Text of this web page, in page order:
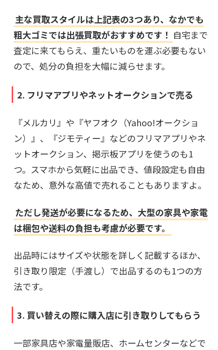
主な買取スタイルは上記表の3つあり、なかでも
粗大ゴミでは出張買取がおすすめです！ 自宅まで
査定に来てもらえ、重たいものを運ぶ必要もない
ので、処分の負担を大幅に減らせます。
2. フリマアプリやネットオークションで売る
『メルカリ』や『ヤフオク（Yahoo!オークショ
ン）』、『ジモティー』などのフリマアプリやネ
ットオークション、掲示板アプリを使うのも1
つ。スマホから気軽に出品でき、値段設定も自由
なため、意外な高値で売れることもありますよ。
ただし発送が必要になるため、大型の家具や家電
は梱包や送料の負担も考慮が必要です。
出品時にはサイズや状態を詳しく記載するほか、
引き取り限定（手渡し）で出品するのも1つの方
法です。
3. 買い替えの際に購入店に引き取りしてもらう
一部家具店や家電量販店、ホームセンターなどで